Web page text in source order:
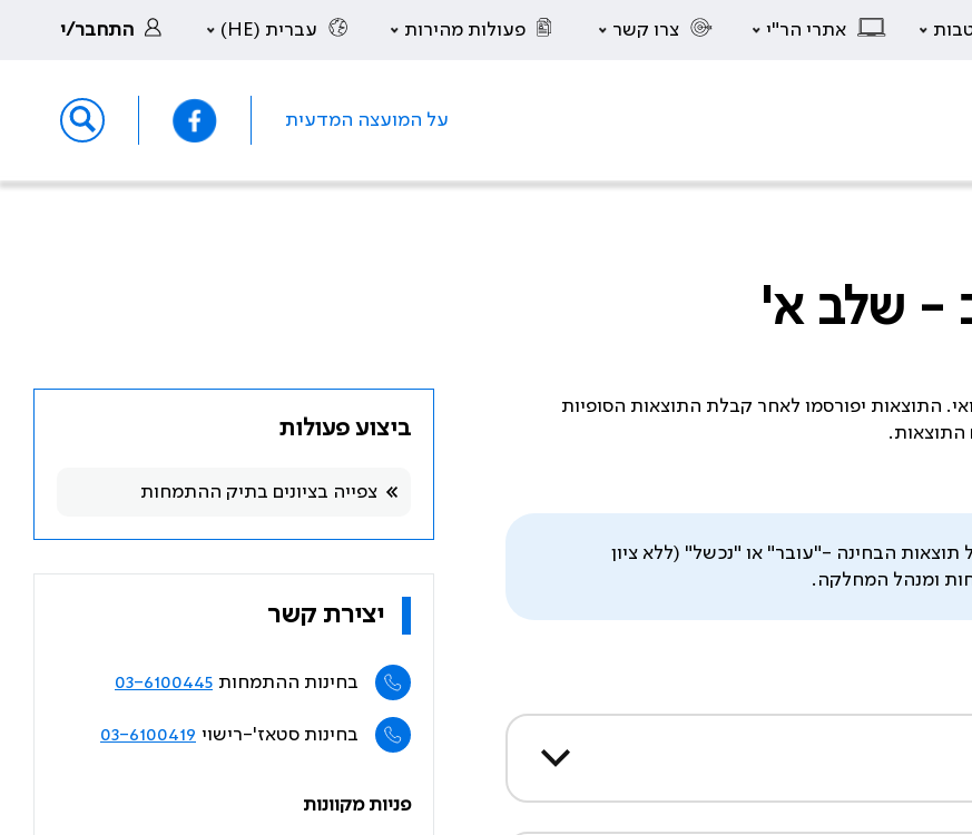
אתרי הר"י צרו קשר פעולות מהירות עברית (HE) התחבר/י
על המועצה המדעית
- שלב א'
התוצאות יפורסמו לאחר קבלת התוצאות הסופיות
התוצאות.
הבחינה -"עובר" או "נכשל" (ללא ציון
ומנהל המחלקה.
ביצוע פעולות
צפייה בציונים בתיק ההתמחות
יצירת קשר
בחינות ההתמחות 03-6100445
בחינות סטאז'-רישוי 03-6100419
פניות מקוונות